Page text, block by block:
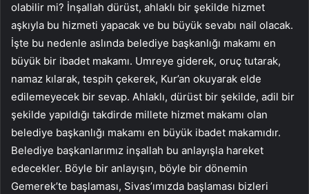
olabilir mi? İnşallah dürüst, ahlaklı bir şekilde hizmet
aşkıyla bu hizmeti yapacak ve bu büyük sevabı nail olacak.
İşte bu nedenle aslında belediye başkanlığı makamı en
büyük bir ibadet makamı. Umreye giderek, oruç tutarak,
namaz kılarak, tespih çekerek, Kur’an okuyarak elde
edilemeyecek bir sevap. Ahlaklı, dürüst bir şekilde, adil bir
şekilde yapıldığı takdirde millete hizmet makamı olan
belediye başkanlığı makamı en büyük ibadet makamıdır.
Belediye başkanlarımız inşallah bu anlayışla hareket
edecekler. Böyle bir anlayışın, böyle bir dönemin
Gemerek’te başlaması, Sivas’ımızda başlaması bizleri